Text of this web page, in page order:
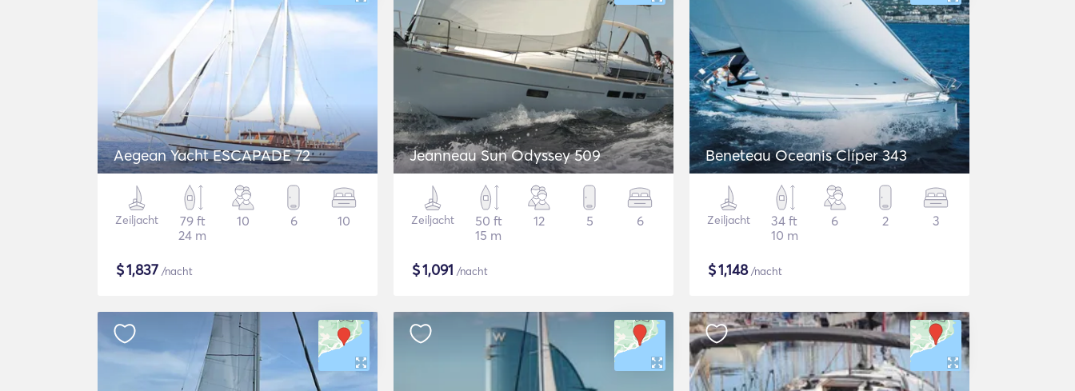
Aegean Yacht ESCAPADE 72
Zeiljacht
79 ft
24 m
10 6 10
$1,837 /nacht
Jeanneau Sun Odyssey 509
Zeiljacht
50 ft
15 m
12 5 6
$1,091 /nacht
Beneteau Oceanis Clíper 343
Zeiljacht
34 ft
10 m
6 2 3
$1,148/nacht